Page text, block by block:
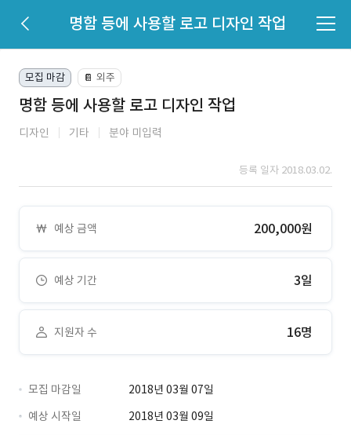
명함 등에 사용할 로고 디자인 작업
모집 마감 📔 외주
명함 등에 사용할 로고 디자인 작업
디자인 기타 분야 미입력
등록 일자 2018.03.02.
예상 금액 200,000원
예상 기간 3일
지원자 수 16명
모집 마감일
2018년 03월 07일
예상 시작일
2018년 03월 09일